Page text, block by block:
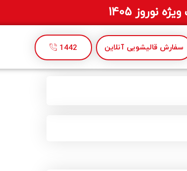
نوروز 1405
سفارش قالیشویی آنلاین 1442